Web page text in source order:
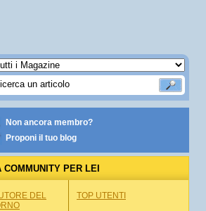
Non ancora membro?
Proponi il tuo blog
COMMUNITY PER LEI
DEL
TOP UTENTI